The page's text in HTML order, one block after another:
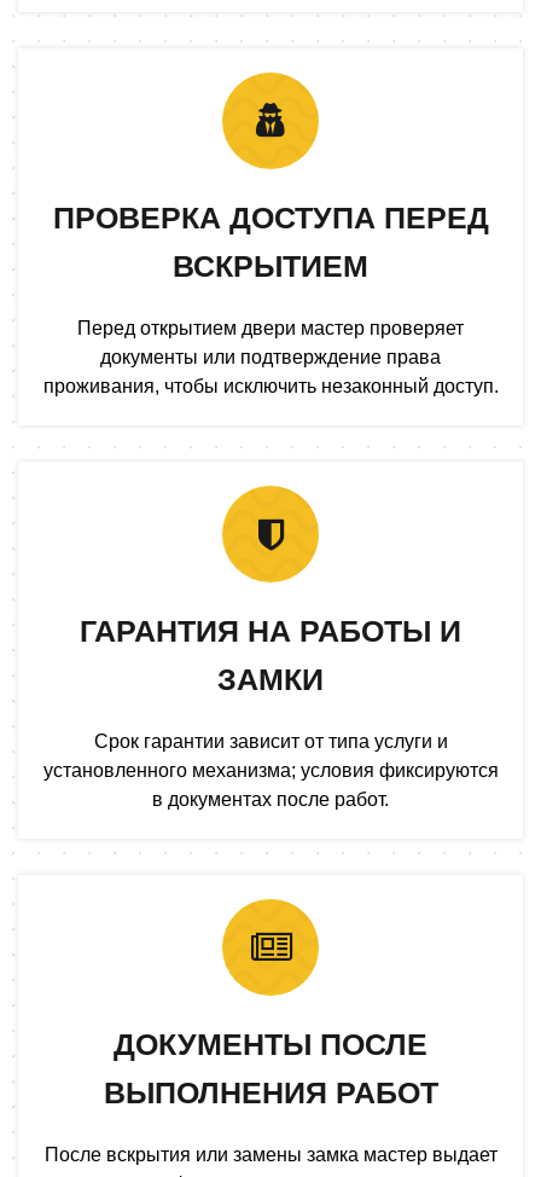
ПРОВЕРКА ДОСТУПА ПЕРЕД
ВСКРЫТИЕМ
Перед открытием двери мастер проверяет
документы или подтверждение права
проживания, чтобы исключить незаконный доступ.
ГАРАНТИЯ НА РАБОТЫ И
ЗАМКИ
Срок гарантии зависит от типа услуги и
установленного механизма; условия фиксируются
в документах после работ.
ДОКУМЕНТЫ ПОСЛЕ
ВЫПОЛНЕНИЯ РАБОТ
После вскрытия или замены замка мастер выдает